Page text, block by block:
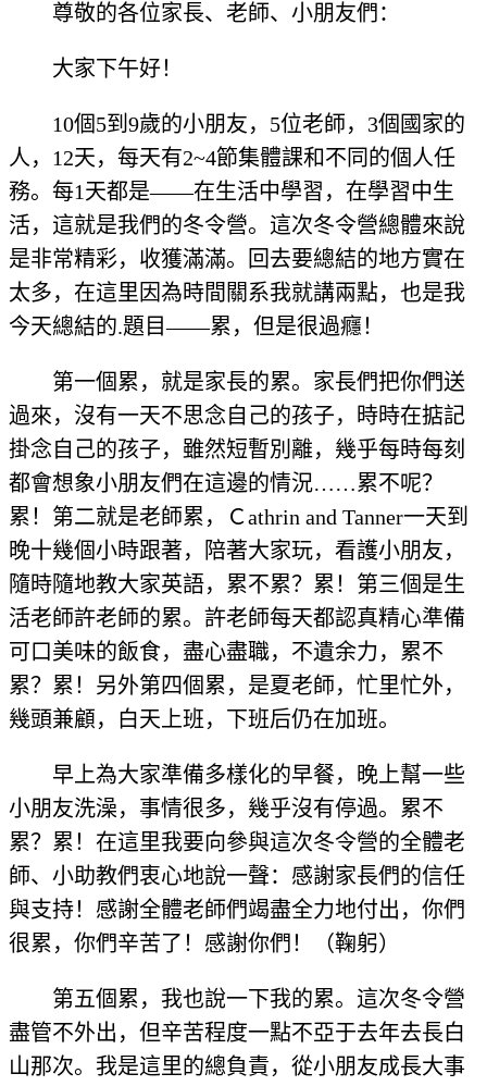
尊敬的各位家長、老師、小朋友們：
大家下午好！
10個5到9歲的小朋友，5位老師，3個國家的
人，12天，每天有2~4節集體課和不同的個人任
務。每1天都是——在生活中學習，在學習中生
活，這就是我們的冬令營。這次冬令營總體來說
是非常精彩，收獲滿滿。回去要總結的地方實在
太多，在這里因為時間關系我就講兩點，也是我
今天總結的.題目——累，但是很過癮！
第一個累，就是家長的累。家長們把你們送
過來，沒有一天不思念自己的孩子，時時在掂記
掛念自己的孩子，雖然短暫別離，幾乎每時每刻
都會想象小朋友們在這邊的情況……累不呢？
累！第二就是老師累，Ｃathrin and Tanner一天到
晚十幾個小時跟著，陪著大家玩，看護小朋友，
隨時隨地教大家英語，累不累？累！第三個是生
活老師許老師的累。許老師每天都認真精心準備
可口美味的飯食，盡心盡職，不遺余力，累不
累？累！另外第四個累，是夏老師，忙里忙外，
幾頭兼顧，白天上班，下班后仍在加班。
早上為大家準備多樣化的早餐，晚上幫一些
小朋友洗澡，事情很多，幾乎沒有停過。累不
累？累！在這里我要向參與這次冬令營的全體老
師、小助教們衷心地說一聲：感謝家長們的信任
與支持！感謝全體老師們竭盡全力地付出，你們
很累，你們辛苦了！感謝你們！（鞠躬）
第五個累，我也說一下我的累。這次冬令營
盡管不外出，但辛苦程度一點不亞于去年去長白
山那次。我是這里的總負責，從小朋友成長大事